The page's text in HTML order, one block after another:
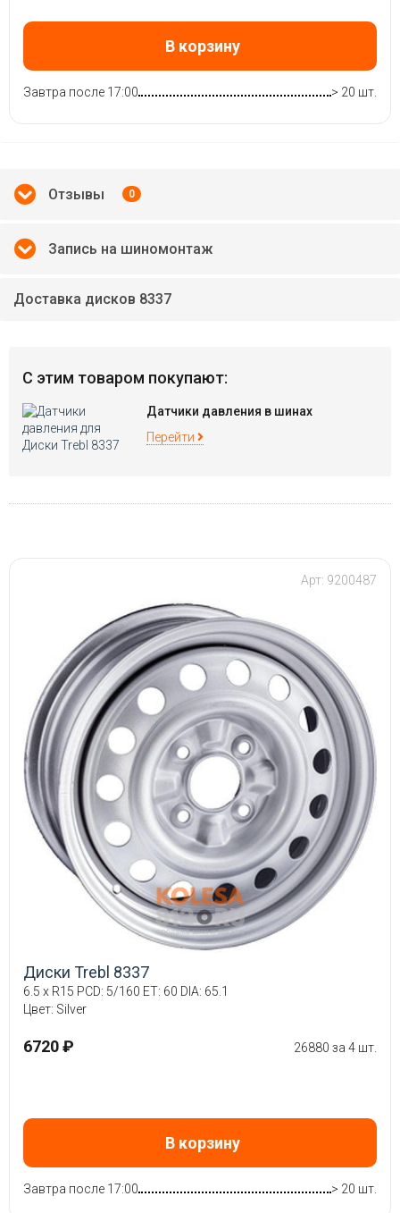
В корзину
Завтра после 17:00 > 20 шт.
Отзывы 0
Запись на шиномонтаж
Доставка дисков 8337
С этим товаром покупают:
Датчики давления в шинах
Перейти
Арт: 9200487
Диски Trebl 8337
6.5 x R15 PCD: 5/160 ET: 60 DIA: 65.1
Цвет: Silver
6720 ₽ 26880 за 4 шт.
В корзину
Завтра после 17:00 > 20 шт.